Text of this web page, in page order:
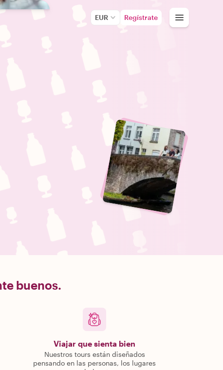
EUR Regístrate
buenos.
Viajar que sienta bien
Nuestros tours están diseñados
pensando en las personas, los lugares